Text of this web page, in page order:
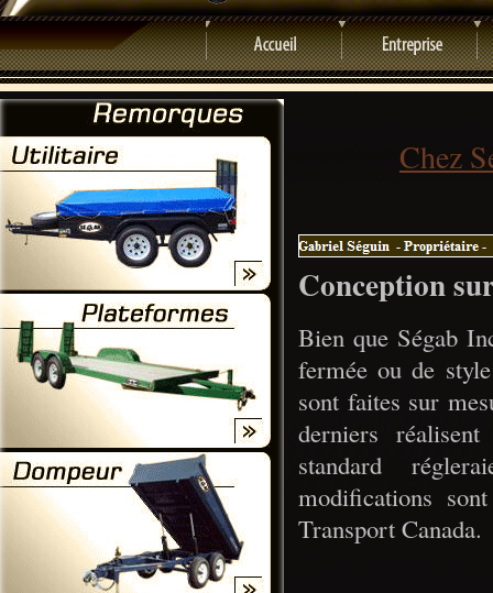
Chez
Conception
Bien que Ségab
fermée ou de
sont faites sur
derniers
standard
modifications
Transport Canada.